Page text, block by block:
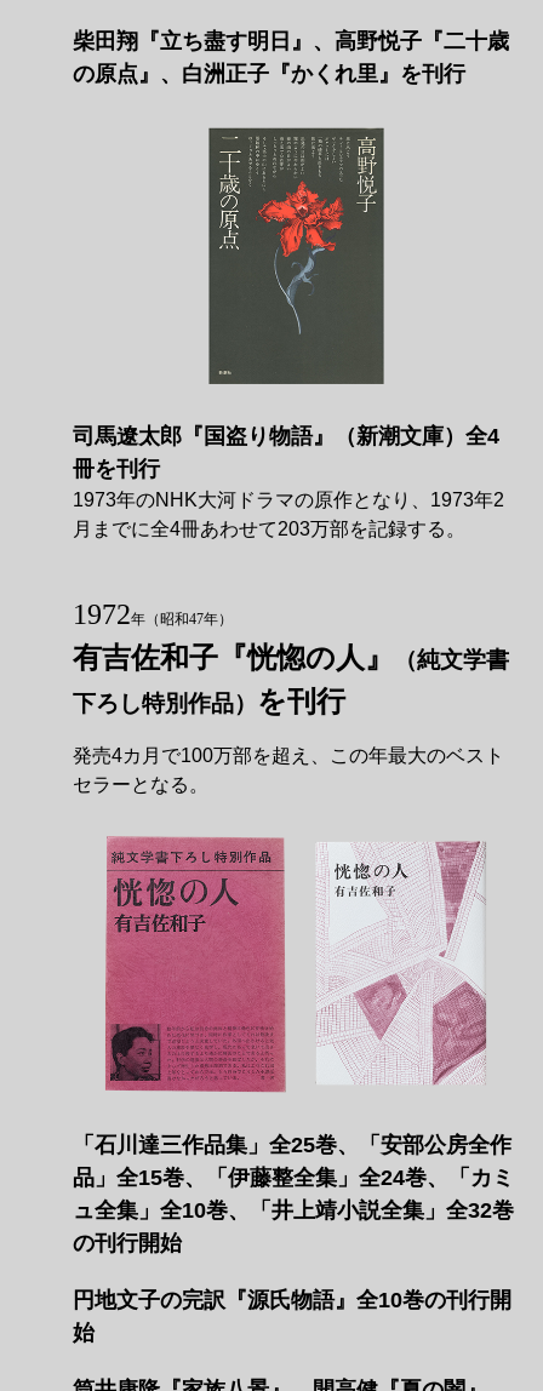
柴田翔『立ち盡す明日』、高野悦子『二十歳
の原点』、白洲正子『かくれ里』を刊行
司馬遼󠄁太郎『国盗り物語』（新潮文庫）全4
冊を刊行
1973年のNHK大河ドラマの原作となり、1973年2
月までに全4冊あわせて203万部を記録する。
1972年 （昭和47年）
有吉佐和子『恍惚の人』
（純文学書
下ろし特別作品） を刊行
発売4カ月で100万部を超え、この年最大のベスト
セラーとなる。
「石川達三作品集」全25巻、「安部公房全作
品」全15巻、「伊藤整全集」全24巻、「カミ
ュ全集」全10巻、「井上靖小説全集」全32巻
の刊行開始
円地文子の完訳『源氏物語』全10巻の刊行開
始